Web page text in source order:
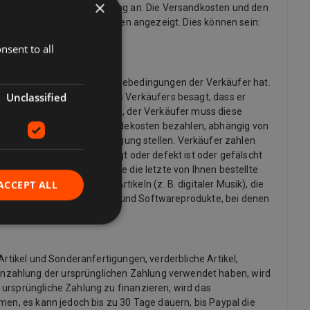
kostenlose Lieferung an. Die Versandkosten und den
Liste der Lieferoptionen angezeigt. Dies können sein:
und welche Rückgabebedingungen der Verkäufer hat.
Rückgaberichtlinie des Verkäufers besagt, dass er
Rücksendung anfordern, der Verkäufer muss diese
die Rücksendekosten bezahlen, abhängig von
zur Verfügung stellen. Verkäufer zahlen
übereinstimmt, beschädigt oder defekt ist oder gefälscht
zu stornieren, an dem Sie die letzte von Ihnen bestellte
von digitalen Artikeln (z. B. digitaler Musik), die
Sinnlichkeitsprodukte und Softwareprodukte, bei denen
und Sonderanfertigungen, verderbliche Artikel,
der ursprünglichen Zahlung verwendet haben, wird
Zahlung zu finanzieren, wird das
es kann jedoch bis zu 30 Tage dauern, bis Paypal die
×
to all
Unclassified
ALL